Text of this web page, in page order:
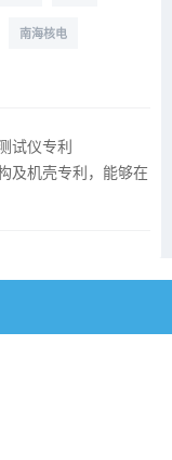
南海核电
试仪专利
及机壳专利，能够在